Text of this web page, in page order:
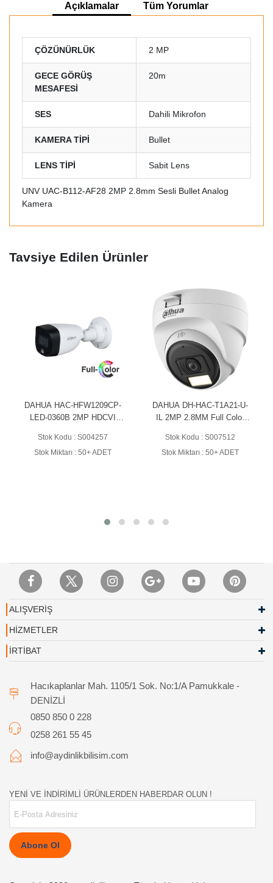
Açıklamalar Tüm Yorumlar
ÇÖZÜNÜRLÜK 2 MP
GECE GÖRÜŞ
MESAFESİ
20m
SES Dahili Mikrofon
KAMERA TİPİ Bullet
LENS TİPİ Sabit Lens
UNV UAC-B112-AF28 2MP 2.8mm Sesli Bullet Analog
Kamera
Tavsiye Edilen Ürünler
DAHUA HAC-HFW1209CP-
LED-0360B 2MP HDCVI
KAMERA
Stok Kodu : S004257
Stok Miktarı : 50+ ADET
DAHUA DH-HAC-T1A21-U-
IL 2MP 2.8MM Full Color
Stok Kodu : S007512
Stok Miktarı : 50+ ADET
ALIŞVERİŞ
HİZMETLER
İRTİBAT
Hacıkaplanlar Mah. 1105/1 Sok. No:1/A Pamukkale -
DENİZLİ
0850 850 0 228
0258 261 55 45
info@aydinlikbilisim.com
YENİ VE İNDİRİMLİ ÜRÜNLERDEN HABERDAR OLUN !
Abone Ol